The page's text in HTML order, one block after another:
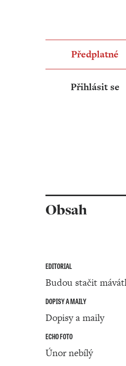
Předplatné
Přihlásit se
Obsah
EDITORIAL
Budou stačit
DOPISY A MAILY
Dopisy a maily
ECHO FOTO
Únor nebílý